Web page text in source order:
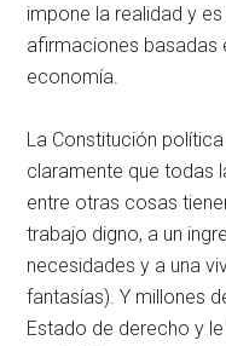
impone la realidad y
afirmaciones basadas
economía.
La Constitución
claramente que todas
entre otras cosas
trabajo digno, a un
necesidades y a una
fantasías). Y millones
Estado de derecho y